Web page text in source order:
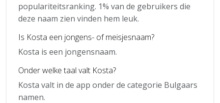
populariteitsranking. 1% van de gebruikers die
deze naam zien vinden hem leuk.
Is Kosta een jongens- of meisjesnaam?
Kosta is een jongensnaam.
Onder welke taal valt Kosta?
Kosta valt in de app onder de categorie Bulgaars
namen.